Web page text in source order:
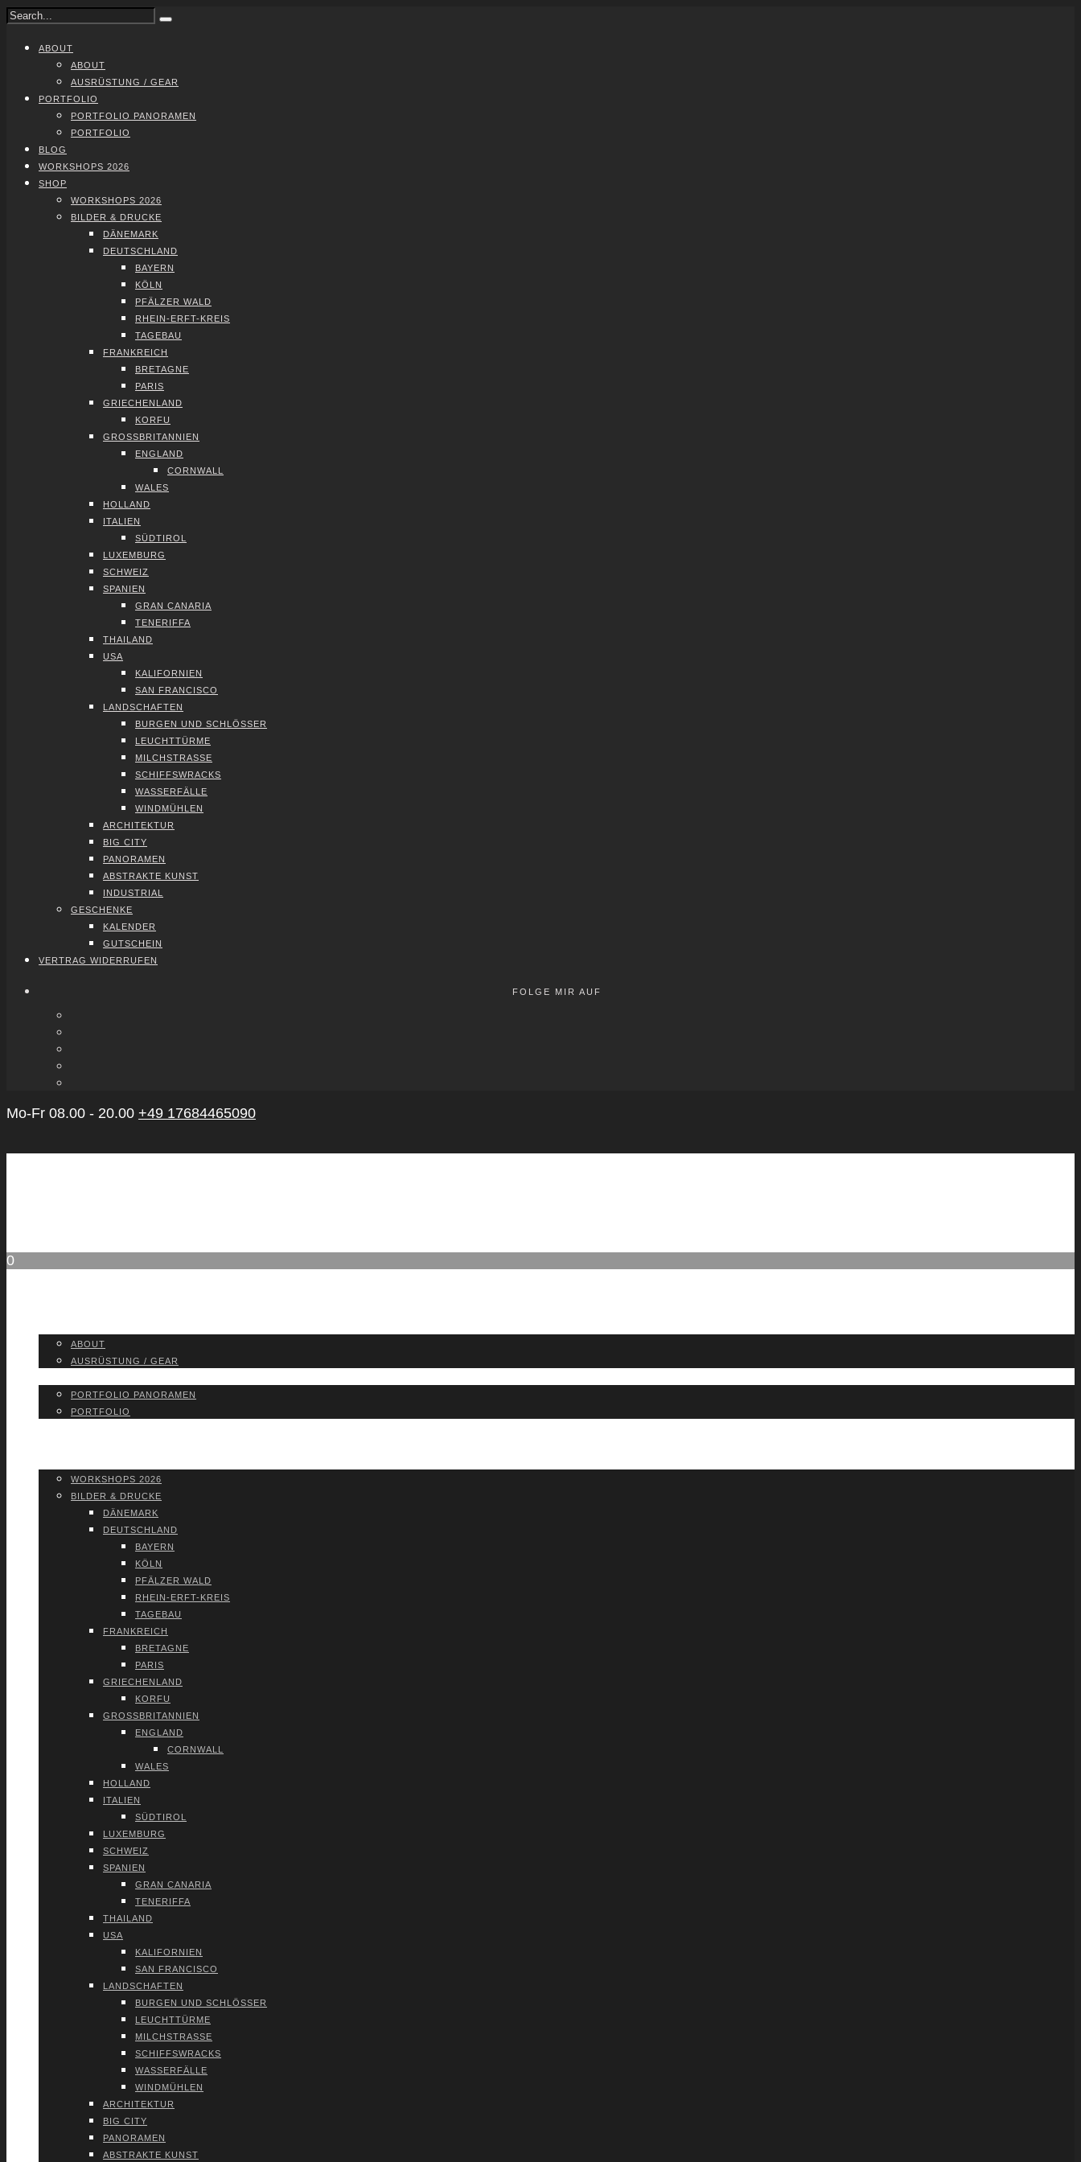
ABOUT
ABOUT
AUS­RÜS­TUNG / GEAR
PORT­FO­LIO
PORT­FO­LIO PAN­ORA­MEN
PORT­FO­LIO
BLOG
WORK­SHOPS 2026
SHOP
WORK­SHOPS 2026
BIL­DER & DRU­CKE
DÄNE­MARK
DEUTSCH­LAND
BAY­ERN
KÖLN
PFÄL­ZER WALD
RHEIN-ERFT-KREIS
TAGE­BAU
FRANK­REICH
BRE­TA­GNE
PARIS
GRIE­CHEN­LAND
KOR­FU
GROSS­BRI­TAN­NI­EN
ENG­LAND
CORN­WALL
WALES
HOL­LAND
ITA­LI­EN
SÜD­TI­ROL
LUXEM­BURG
SCHWEIZ
SPA­NI­EN
GRAN CANA­RIA
TENE­RIF­FA
THAI­LAND
USA
KALI­FOR­NI­EN
SAN FRAN­CIS­CO
LAND­SCHAF­TEN
BUR­GEN UND SCHLÖS­SER
LEUCHT­TÜR­ME
MILCH­STRAS­SE
SCHIFFS­WRACKS
WAS­SER­FÄL­LE
WIND­MÜH­LEN
ARCHI­TEK­TUR
BIG CITY
PAN­ORA­MEN
ABS­TRAK­TE KUNST
INDUS­TRI­AL
GESCHEN­KE
KALEN­DER
GUT­SCHEIN
VER­TRAG WIDER­RU­FEN
FOLGE MIR AUF
Mo-Fr 08.00 - 20.00 +49 17684465090
0
ABOUT
AUS­RÜS­TUNG / GEAR
PORT­FO­LIO PAN­ORA­MEN
PORT­FO­LIO
WORK­SHOPS 2026
BIL­DER & DRU­CKE
DÄNE­MARK
DEUTSCH­LAND
BAY­ERN
KÖLN
PFÄL­ZER WALD
RHEIN-ERFT-KREIS
TAGE­BAU
FRANK­REICH
BRE­TA­GNE
PARIS
GRIE­CHEN­LAND
KOR­FU
GROSS­BRI­TAN­NI­EN
ENG­LAND
CORN­WALL
WALES
HOL­LAND
ITA­LI­EN
SÜD­TI­ROL
LUXEM­BURG
SCHWEIZ
SPA­NI­EN
GRAN CANA­RIA
TENE­RIF­FA
THAI­LAND
USA
KALI­FOR­NI­EN
SAN FRAN­CIS­CO
LAND­SCHAF­TEN
BUR­GEN UND SCHLÖS­SER
LEUCHT­TÜR­ME
MILCH­STRAS­SE
SCHIFFS­WRACKS
WAS­SER­FÄL­LE
WIND­MÜH­LEN
ARCHI­TEK­TUR
BIG CITY
PAN­ORA­MEN
ABS­TRAK­TE KUNST